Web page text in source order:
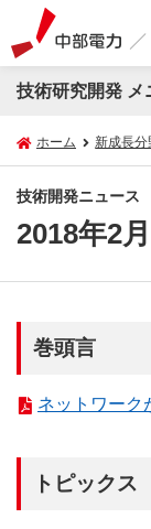
技術研究開発 メ
ホーム 新成長分
技術開発ニュース
2018年2
巻頭言
ネットワーク
トピックス